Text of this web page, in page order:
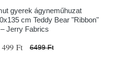
gyerek ágyneműhuzat
cm Teddy Bear "Ribbon"
– Jerry Fabrics
Ft 6499 Ft